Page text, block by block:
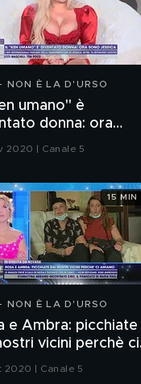
- NON È LA D'URSO
umano" è
donna: ora
Jessica
2020 | Canale 5
- NON È LA D'URSO
e Ambra: picchiate
vicini perchè ci
2020 | Canale 5
15 MIN